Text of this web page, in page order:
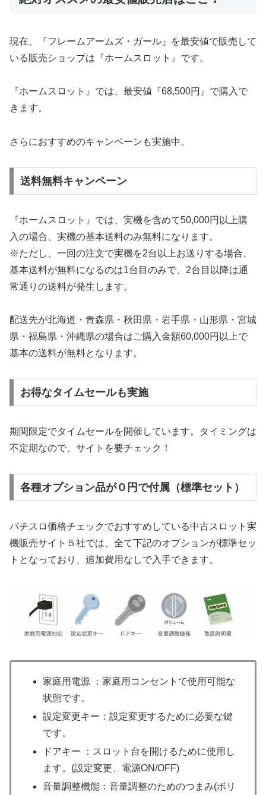
現在、『フレームアームズ・ガール』を最安値で販売して
いる販売ショップは『ホームスロット』です。
『ホームスロット』では、最安値『68,500円』で購入で
きます。
さらにおすすめのキャンペーンも実施中。
送料無料キャンペーン
『ホームスロット』では、実機を含めて50,000円以上購
入の場合、実機の基本送料のみ無料になります。
※ただし、一回の注文で実機を2台以上お送りする場合、
基本送料が無料になるのは1台目のみで、2台目以降は通
常通りの送料が発生します。
配送先が北海道・青森県・秋田県・岩手県・山形県・宮城
県・福島県・沖縄県の場合はご購入金額60,000円以上で
基本の送料が無料となります。
お得なタイムセールも実施
期間限定でタイムセールを開催しています。タイミングは
不定期なので、サイトを要チェック！
各種オプション品が０円で付属（標準セット）
パチスロ価格チェックでおすすめしている中古スロット実
機販売サイト５社では、全て下記のオプションが標準セッ
トとなっており、追加費用なしで入手できます。
家庭用電源 ：家庭用コンセントで使用可能な
状態です。
設定変更キー：設定変更するために必要な鍵
です。
ドアキー ：スロット台を開けるために使用し
ます。(設定変更、電源ON/OFF)
音量調整機能：音量調整のためのつまみ(ボリ